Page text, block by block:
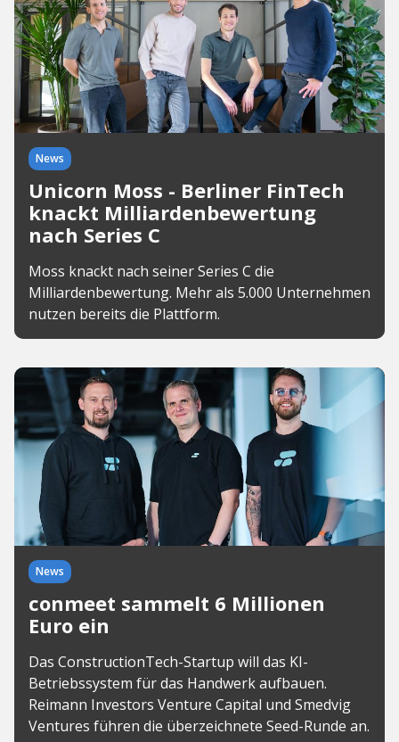
News
Unicorn Moss - Berliner FinTech
knackt Milliardenbewertung
nach Series C
Moss knackt nach seiner Series C die
Milliardenbewertung. Mehr als 5.000 Unternehmen
nutzen bereits die Plattform.
News
conmeet sammelt 6 Millionen
Euro ein
Das ConstructionTech-Startup will das KI-
Betriebssystem für das Handwerk aufbauen.
Reimann Investors Venture Capital und Smedvig
Ventures führen die überzeichnete Seed-Runde an.